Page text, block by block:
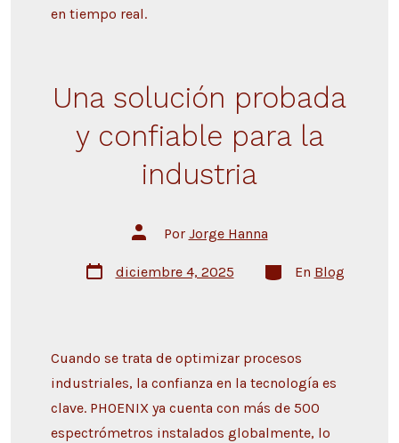
en tiempo real.
Una solución probada
y confiable para la
industria
Por Jorge Hanna
diciembre 4, 2025 En Blog
Cuando se trata de optimizar procesos
industriales, la confianza en la tecnología es
clave. PHOENIX ya cuenta con más de 500
espectrómetros instalados globalmente, lo